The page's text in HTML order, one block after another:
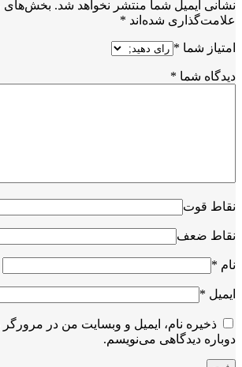
نشانی ایمیل شما منتشر نخواهد شد. بخش‌های
علامت‌گذاری شده‌اند *
امتیاز شما *
دیدگاه شما *
نقاط قوت
نقاط ضعف
نام *
ایمیل *
ذخیره نام، ایمیل و وبسایت من در مرورگر
دوباره دیدگاهی می‌نویسم.